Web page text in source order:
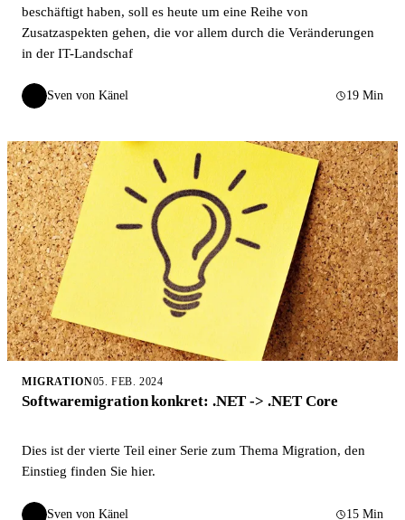
beschäftigt haben, soll es heute um eine Reihe von
Zusatzaspekten gehen, die vor allem durch die Veränderungen
in der IT-Landschaf
Sven von Känel 19 Min
MIGRATION05. FEB. 2024
Softwaremigration konkret: .NET -> .NET Core
Dies ist der vierte Teil einer Serie zum Thema Migration, den
Einstieg finden Sie hier.
Sven von Känel 15 Min